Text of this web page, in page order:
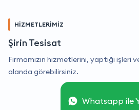
HİZMETLERİMİZ
Şirin Tesisat
Firmamızın hizmetlerini, yaptığı işleri
alanda görebilirsiniz.
Whatsapp ile